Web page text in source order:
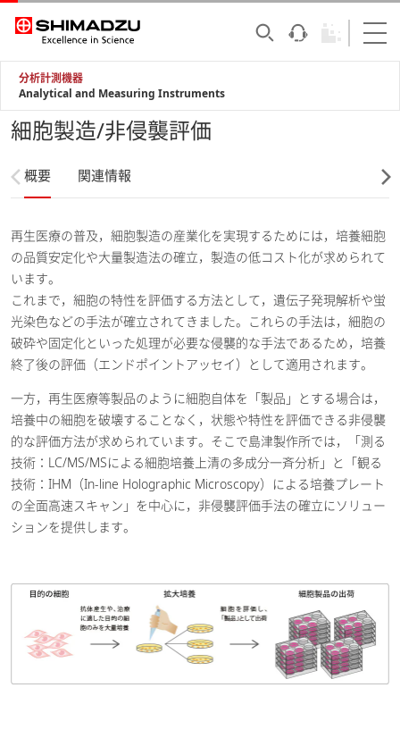
分析計測機器
Analytical and Measuring Instruments
細胞製造/非侵襲評価
概要 関連情報
再生医療の普及，細胞製造の産業化を実現するためには，培養細胞
の品質安定化や大量製造法の確立，製造の低コスト化が求められて
います。
これまで，細胞の特性を評価する方法として，遺伝子発現解析や蛍
光染色などの手法が確立されてきました。これらの手法は，細胞の
破砕や固定化といった処理が必要な侵襲的な手法であるため，培養
終了後の評価（エンドポイントアッセイ）として適用されます。
一方，再生医療等製品のように細胞自体を「製品」とする場合は，
培養中の細胞を破壊することなく，状態や特性を評価できる非侵襲
的な評価方法が求められています。そこで島津製作所では，「測る
技術：LC/MS/MSによる細胞培養上清の多成分一斉分析」と「観る
技術：IHM（In-line Holographic Microscopy）による培養プレート
の全面高速スキャン」を中心に，非侵襲評価手法の確立にソリュー
ションを提供します。